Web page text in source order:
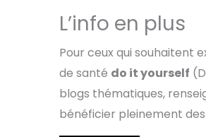
L’info en plus
Pour ceux qui souhaitent
de santé do it yourself
blogs thématiques,
bénéficier pleinement